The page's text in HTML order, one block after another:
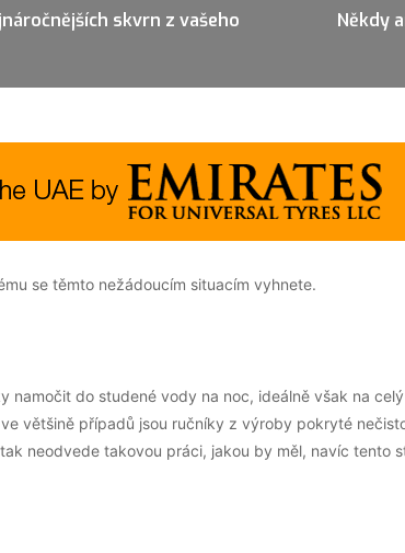
skvrn z vašeho
Někdy
se těmto nežádoucím situacím vyhnete.
namočit do studené vody na noc, ideálně však na
většině případů jsou ručníky z výroby pokryté
neodvede takovou práci, jakou by měl, navíc tento